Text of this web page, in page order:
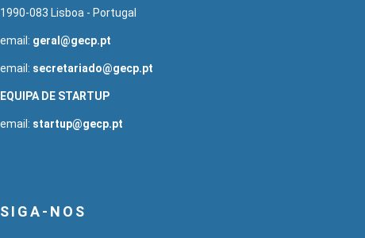
1990-083 Lisboa - Portugal
email: geral@gecp.pt
email: secretariado@gecp.pt
EQUIPA DE STARTUP
email: startup@gecp.pt
SIGA-NOS